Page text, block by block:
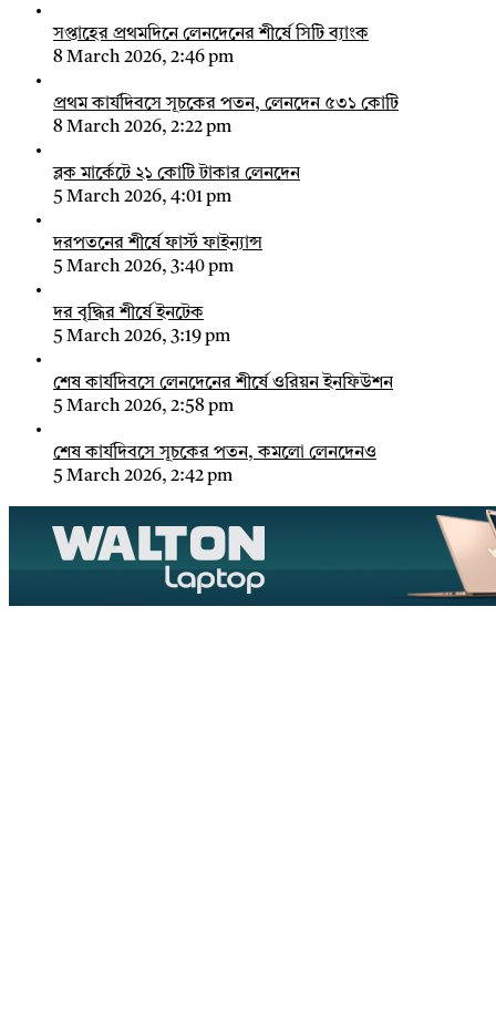
সপ্তাহের প্রথমদিনে লেনদেনের শীর্ষে সিটি ব্যাংক
8 March 2026, 2:46 pm
প্রথম কার্যদিবসে সূচকের পতন, লেনদেন ৫৩১ কোটি
8 March 2026, 2:22 pm
ব্লক মার্কেটে ২১ কোটি টাকার লেনদেন
5 March 2026, 4:01 pm
দরপতনের শীর্ষে ফার্স্ট ফাইন্যান্স
5 March 2026, 3:40 pm
দর বৃদ্ধির শীর্ষে ইনটেক
5 March 2026, 3:19 pm
শেষ কার্যদিবসে লেনদেনের শীর্ষে ওরিয়ন ইনফিউশন
5 March 2026, 2:58 pm
শেষ কার্যদিবসে সূচকের পতন, কমলো লেনদেনও
5 March 2026, 2:42 pm